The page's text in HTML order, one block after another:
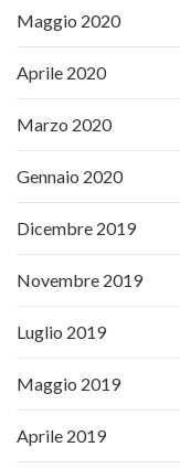
Maggio 2020
Aprile 2020
Marzo 2020
Gennaio 2020
Dicembre 2019
Novembre 2019
Luglio 2019
Maggio 2019
Aprile 2019